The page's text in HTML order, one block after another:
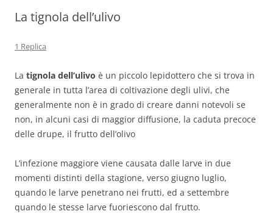
La tignola dell’ulivo
1 Replica
La tignola dell’ulivo è un piccolo lepidottero che si trova in
generale in tutta l’area di coltivazione degli ulivi, che
generalmente non è in grado di creare danni notevoli se
non, in alcuni casi di maggior diffusione, la caduta precoce
delle drupe, il frutto dell’olivo
L’infezione maggiore viene causata dalle larve in due
momenti distinti della stagione, verso giugno luglio,
quando le larve penetrano nei frutti, ed a settembre
quando le stesse larve fuoriescono dal frutto.